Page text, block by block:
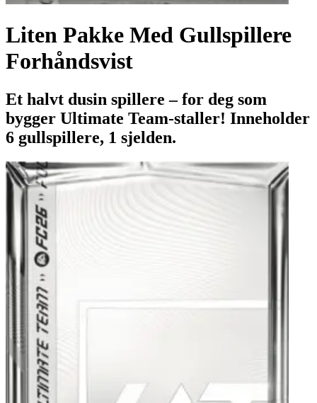
Liten Pakke Med Gullspillere
Forhåndsvist
Et halvt dusin spillere – for deg som
bygger Ultimate Team-staller! Inneholder
6 gullspillere, 1 sjelden.